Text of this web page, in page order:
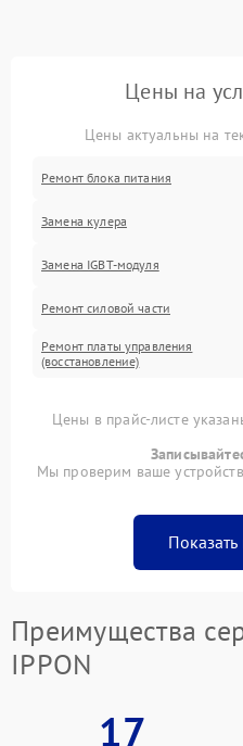
Цены на
Цены актуальны на
Ремонт блока питания
Замена кулера
Замена IGBT-модуля
Ремонт силовой части
Ремонт платы управления
(восстановление)
Цены в прайс-листе
Мы проверим ваше
Показать
Преимущества
IPPON
17